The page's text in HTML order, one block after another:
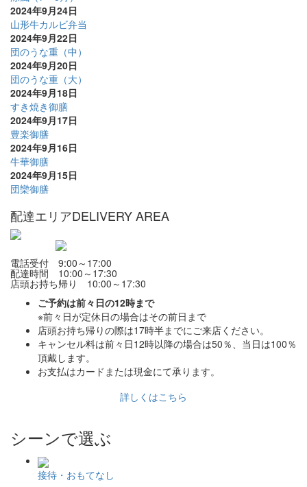
2024年9月24日
山形牛カルビ弁当
2024年9月22日
団のうな重（中）
2024年9月20日
団のうな重（大）
2024年9月18日
すき焼き御膳
2024年9月17日
豊楽御膳
2024年9月16日
牛華御膳
2024年9月15日
団欒御膳
配達エリアDELIVERY AREA
電話受付 9:00～17:00
配達時間 10:00～17:30
店頭お持ち帰り 10:00～17:30
ご予約は前々日の12時まで
※前々日が定休日の場合はその前日まで
店頭お持ち帰りの際は17時半までにご来店ください。
キャンセル料は前々日12時以降の場合は50％、当日は100％
頂戴します。
お支払はカードまたは現金にて承ります。
詳しくはこちら
シーンで選ぶ
接待・おもてなし